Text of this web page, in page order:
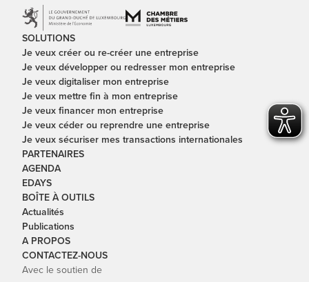
SOLUTIONS
Je veux créer ou re-créer une entreprise
Je veux développer ou redresser mon entreprise
Je veux digitaliser mon entreprise
Je veux mettre fin à mon entreprise
Je veux financer mon entreprise
Je veux céder ou reprendre une entreprise
Je veux sécuriser mes transactions internationales
PARTENAIRES
AGENDA
EDAYS
BOÎTE À OUTILS
Actualités
Publications
A PROPOS
CONTACTEZ-NOUS
Avec le soutien de